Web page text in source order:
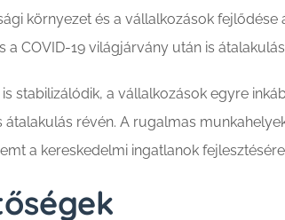
környezet és a vállalkozások
a COVID-19 világjárvány után is
stabilizálódik, a vállalkozások egyre
révén. A rugalmas
a kereskedelmi ingatlanok